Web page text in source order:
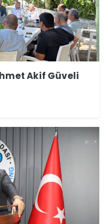
Akif Güveli